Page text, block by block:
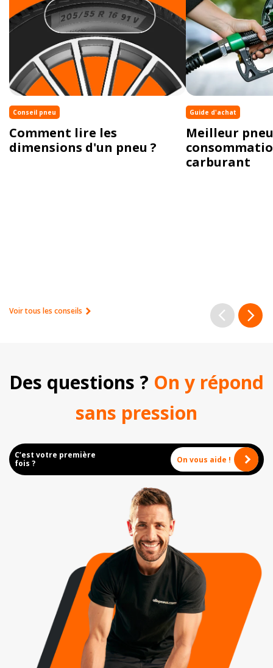
Conseil pneu
Comment lire les
dimensions d'un pneu ?
Guide d'achat
Meilleur
carburant
Voir tous les conseils
Des questions ? On y répond
sans pression
C’est votre première
fois ?
On vous aide !